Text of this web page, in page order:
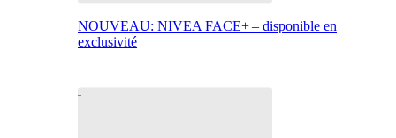
NOUVEAU: NIVEA FACE+ – disponible en
exclusivité